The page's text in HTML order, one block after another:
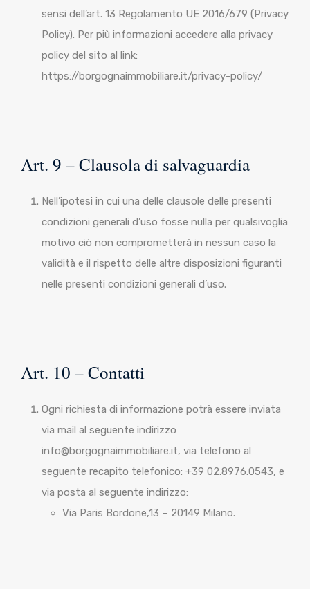
sensi dell’art. 13 Regolamento UE 2016/679 (Privacy
Policy). Per più informazioni accedere alla privacy
policy del sito al link:
https://borgognaimmobiliare.it/privacy-policy/
Art. 9 – Clausola di salvaguardia
Nell’ipotesi in cui una delle clausole delle presenti
condizioni generali d’uso fosse nulla per qualsivoglia
motivo ciò non comprometterà in nessun caso la
validità e il rispetto delle altre disposizioni figuranti
nelle presenti condizioni generali d’uso.
Art. 10 – Contatti
Ogni richiesta di informazione potrà essere inviata
via mail al seguente indirizzo
info@borgognaimmobiliare.it, via telefono al
seguente recapito telefonico: +39 02.8976.0543, e
via posta al seguente indirizzo:
Via Paris Bordone,13 – 20149 Milano.